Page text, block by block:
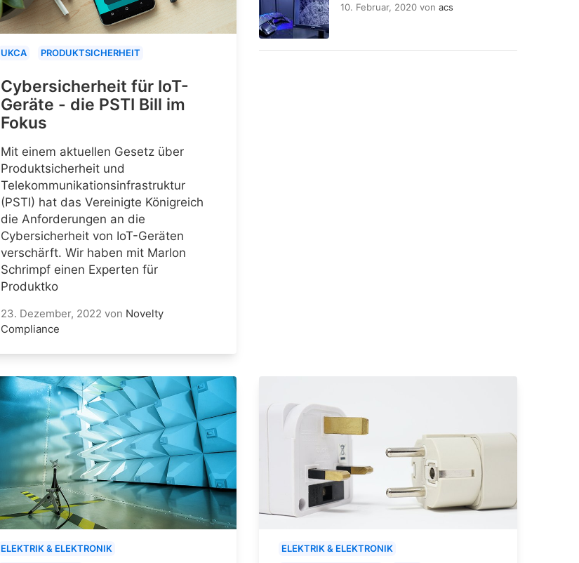
10. Februar, 2020 von acs
UKCA PRODUKTSICHERHEIT
Cybersicherheit für IoT-
Geräte - die PSTI Bill im
Fokus
Mit einem aktuellen Gesetz über
Produktsicherheit und
Telekommunikationsinfrastruktur
(PSTI) hat das Vereinigte Königreich
die Anforderungen an die
Cybersicherheit von IoT-Geräten
verschärft. Wir haben mit Marlon
Schrimpf einen Experten für
Produktko
23. Dezember, 2022 von Novelty
Compliance
ELEKTRIK & ELEKTRONIK
ELEKTRIK & ELEKTRONIK